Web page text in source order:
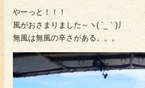
やーっと！！！
風がおさまりました～ヽ( ´_｀)丿
無風は無風の辛さがある。。。